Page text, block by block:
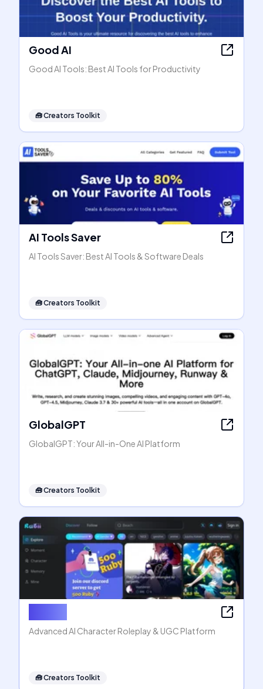
Good AI
Good AI Tools: Best AI Tools for Productivity
🧰Creators Toolkit
AI Tools Saver
AI Tools Saver: Best AI Tools & Software Deals
🧰Creators Toolkit
GlobalGPT
GlobalGPT: Your All-in-One AI Platform
🧰Creators Toolkit
Advanced AI Character Roleplay & UGC Platform
🧰Creators Toolkit